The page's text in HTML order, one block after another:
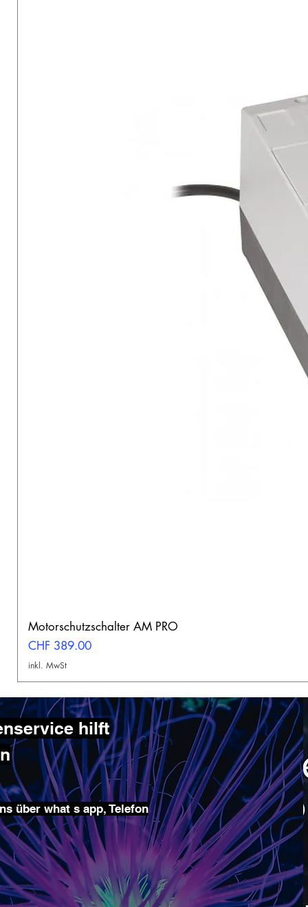
Motorschutzschalter AM PRO
Preis
CHF 389.00
inkl. MwSt
hilft
über what s app, Telefon